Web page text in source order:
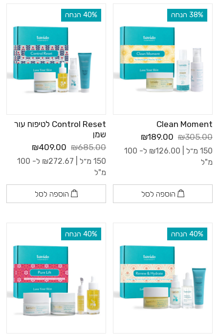
בין אם את מחפשת שגרת טיפוח יומיומית, פתרון לעור יבש, עור מעורב
או טיפול ממוקד לצרכים ספציפיים – כאן תמצאי את כל מה שדרוש
לעור בריא, קורן ומטופח.
‫38% הנחה
Clean Moment
₪305.00
₪189.00
150 מ״ל | ₪126.00
ל- 100
מ"ל
הוספה לסל
‫40% הנחה
Control Reset לטיפוח עור
שמן
₪685.00
₪409.00
150 מ״ל | ₪272.67
ל- 100
מ"ל
הוספה לסל
‫40% הנחה ‫40% הנחה